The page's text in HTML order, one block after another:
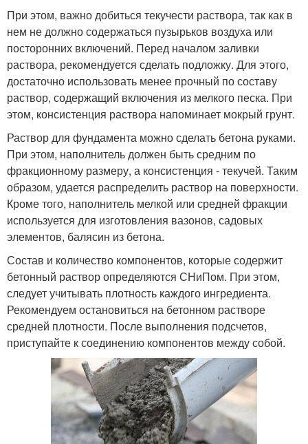
При этом, важно добиться текучести раствора, так как в
нем не должно содержаться пузырьков воздуха или
посторонних включений. Перед началом заливки
раствора, рекомендуется сделать подложку. Для этого,
достаточно использовать менее прочный по составу
раствор, содержащий включения из мелкого песка. При
этом, консистенция раствора напоминает мокрый грунт.
Раствор для фундамента можно сделать бетона руками.
При этом, наполнитель должен быть средним по
фракционному размеру, а консистенция - текучей. Таким
образом, удается распределить раствор на поверхности.
Кроме того, наполнитель мелкой или средней фракции
используется для изготовления вазонов, садовых
элементов, балясин из бетона.
Состав и количество компонентов, которые содержит
бетонный раствор определяются СНиПом. При этом,
следует учитывать плотность каждого ингредиента.
Рекомендуем остановиться на бетонном растворе
средней плотности. После выполнения подсчетов,
приступайте к соединению компонентов между собой.